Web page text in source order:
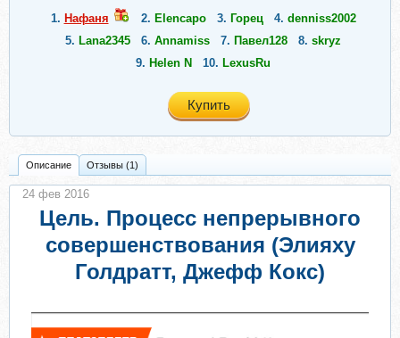
1. Нафаня 2. Elencapo 3. Горец 4. denniss2002
5. Lana2345 6. Annamiss 7. Павел128 8. skryz
9. Helen N 10. LexusRu
Купить
Описание Отзывы (1)
Цель. Процесс непрерывного
совершенствования (Элияху
Голдратт, Джефф Кокс)
24 фев 2016